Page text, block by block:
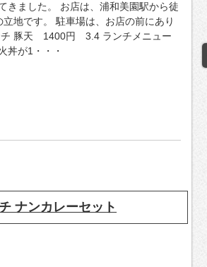
きました。 お店は、浦和美園駅から徒
立地です。 駐車場は、お店の前にあり
チ 豚天 1400円 3.4 ランチメニュー
丼が1・・・
ナンカレーセット